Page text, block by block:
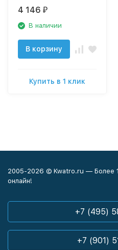
муфтовый (ВР/ВР),
нержавеющая сталь, с
4 146 ₽
В наличии
В корзину
Купить в 1 клик
2005-2026 © Kwatro.ru — Более
онлайн!
+7 (495)
+7 (901)